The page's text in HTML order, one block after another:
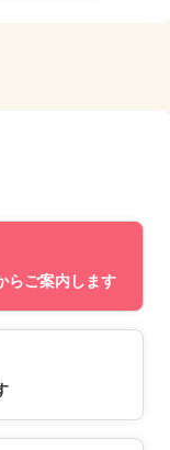
らご案内します